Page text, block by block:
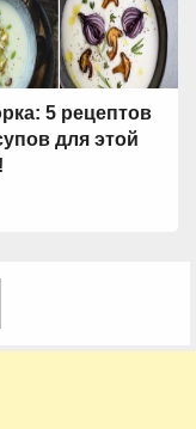
5 рецептов
для этой